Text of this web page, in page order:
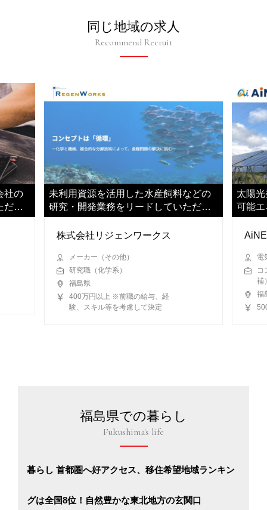
同じ地域の求人
Recommend Recruit
社の
だき
未利用資源を活用した水産飼料などの
研究・開発業務をリードしていただき
ます
株式会社リジェンワークス
メーカー（その他）
研究職（化学系）
福島県
400万円以上 ※前職の給与、経
験、スキル等を考慮して決定
太陽
可能
ただ
電
コ
補
福
福島県での暮らし
Fukushima's life
暮らし 首都圏へ好アクセス、移住希望地域ランキン
グは全国8位！自然豊かな東北地方の玄関口